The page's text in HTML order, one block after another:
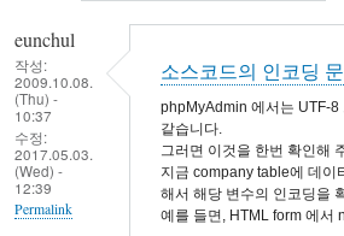
eunchul
작성:
2009.10.08.
(Thu) -
10:37
수정:
2017.05.03.
(Wed) -
12:39
Permalink
소스코드의 인코딩
phpMyAdmin 에서는 UTF-8
같습니다.
그러면 이것을 한번 확인해
지금 company table에 데
해서 해당 변수의 인코딩을
예를 들면, HTML form 에서